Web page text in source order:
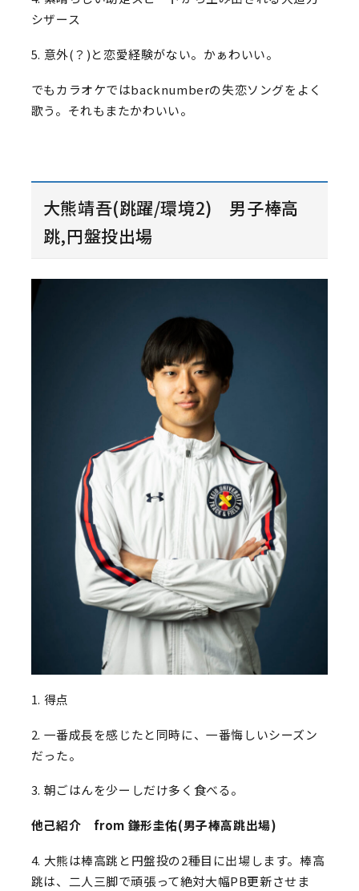
シザース
5. 意外(？)と恋愛経験がない。かぁわいい。
でもカラオケではbacknumberの失恋ソングをよく
歌う。それもまたかわいい。
大熊靖吾(跳躍/環境2) 男子棒高
跳,円盤投出場
1. 得点
2. 一番成長を感じたと同時に、一番悔しいシーズン
だった。
3. 朝ごはんを少ーしだけ多く食べる。
他己紹介 from 鎌形圭佑(男子棒高跳出場)
4. 大熊は棒高跳と円盤投の2種目に出場します。棒高
跳は、二人三脚で頑張って絶対大幅PB更新させま